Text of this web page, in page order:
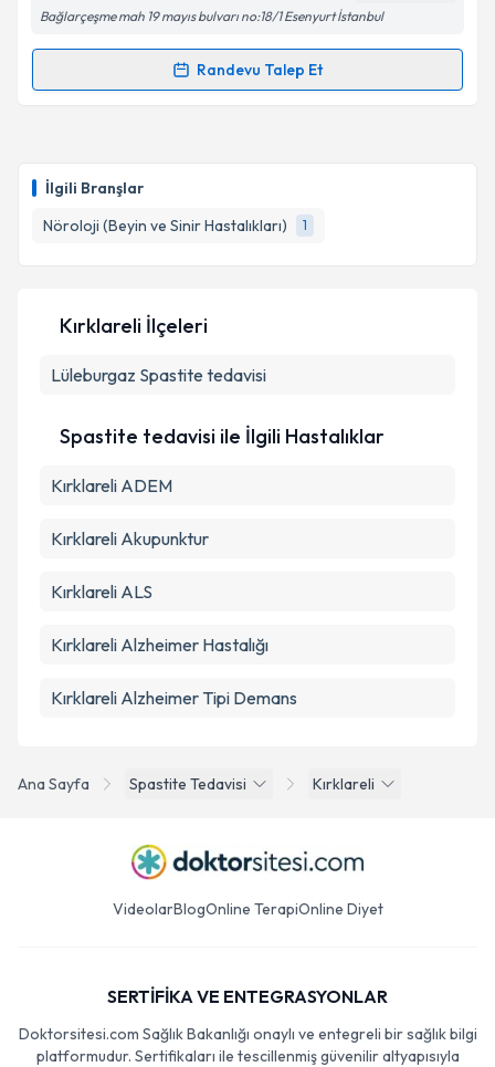
İlgili Branşlar
Nöroloji (Beyin ve Sinir Hastalıkları)
1
Takvim Talebini Gönder
Bağlarçeşme mah 19 mayıs bulvarı no:18/1 Esenyurt İstanbul
Randevu Talep Et
Randevu Takvimi Talebi
için bir takvim hazırlandığında e-posta ile
bilgilendireceğiz.
E-posta Adresiniz
Kişisel verilerimin işlenmesine ilişkin
Takvim Talebini Gönder
Ana Sayfa Spastite Tedavisi Kırklareli
Kırklareli İlçeleri
Lüleburgaz Spastite tedavisi
Spastite tedavisi ile İlgili Hastalıklar
Kırklareli ADEM
Kırklareli Akupunktur
Kırklareli ALS
Kırklareli Alzheimer Hastalığı
Kırklareli Alzheimer Tipi Demans
VideolarBlogOnline TerapiOnline Diyet
SERTİFİKA VE ENTEGRASYONLAR
Doktorsitesi.com Sağlık Bakanlığı onaylı ve entegreli bir sağlık bilgi
platformudur. Sertifikaları ile tescillenmiş güvenilir altyapısıyla